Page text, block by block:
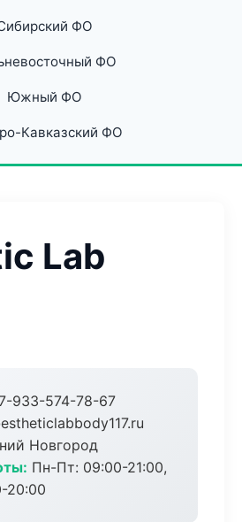
ФО
ФО
Южный ФО
Кавказский ФО
Lab
933-574-78-67
Новгород
Пн-Пт: 09:00-21:00,
20:00